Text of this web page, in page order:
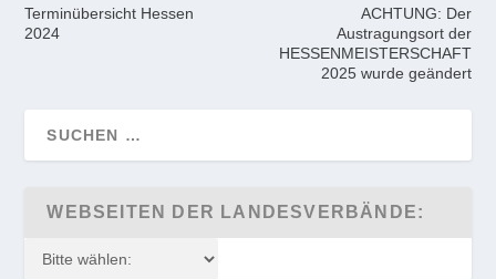
Terminübersicht Hessen
2024
ACHTUNG: Der
Austragungsort der
HESSENMEISTERSCHAFT
2025 wurde geändert
WEBSEITEN DER LANDESVERBÄNDE: